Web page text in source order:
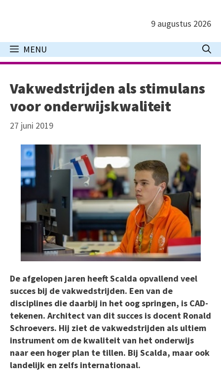
inhoud
9 augustus 2026
MENU
Vakwedstrijden als stimulans
voor onderwijskwaliteit
27 juni 2019
De afgelopen jaren heeft Scalda opvallend veel
succes bij de vakwedstrijden. Een van de
disciplines die daarbij in het oog springen, is CAD-
tekenen. Architect van dit succes is docent Ronald
Schroevers. Hij ziet de vakwedstrijden als ultiem
instrument om de kwaliteit van het onderwijs
naar een hoger plan te tillen. Bij Scalda, maar ook
landelijk en zelfs internationaal.